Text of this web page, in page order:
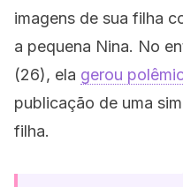
imagens de sua filha
a pequena Nina. No
(26), ela gerou
publicação de uma
filha.